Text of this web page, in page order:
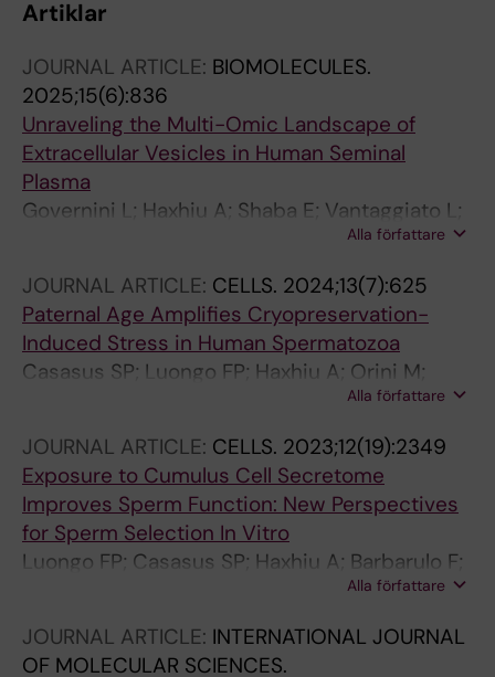
Artiklar
JOURNAL ARTICLE: BIOMOLECULES.
2025;15(6):836
Unraveling the Multi-Omic Landscape of
Extracellular Vesicles in Human Seminal
Plasma
Governini L; Haxhiu A; Shaba E; Vantaggiato L;
Mori A; Bruttini M; Loria F; Zarovni N; Piomboni
Alla författare
JOURNAL ARTICLE: CELLS. 2024;13(7):625
Paternal Age Amplifies Cryopreservation-
Induced Stress in Human Spermatozoa
Casasus SP; Luongo FP; Haxhiu A; Orini M;
Scupoli G; Governini L; Piomboni P; Buratini J;
Alla författare
JOURNAL ARTICLE: CELLS. 2023;12(19):2349
Exposure to Cumulus Cell Secretome
Improves Sperm Function: New Perspectives
for Sperm Selection In Vitro
Luongo FP; Casasus SP; Haxhiu A; Barbarulo F;
Scarcella M; Governini L; Piomboni P; Scarica
Alla författare
JOURNAL ARTICLE: INTERNATIONAL JOURNAL
OF MOLECULAR SCIENCES.